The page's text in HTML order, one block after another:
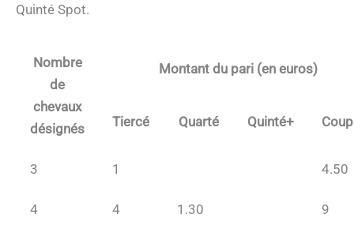
Quinté Spot.
Nombre
de
chevaux
désignés
Montant du pari (en euros)
Tiercé Quarté Quinté+
3 1 4.50
4 4 1.30 9